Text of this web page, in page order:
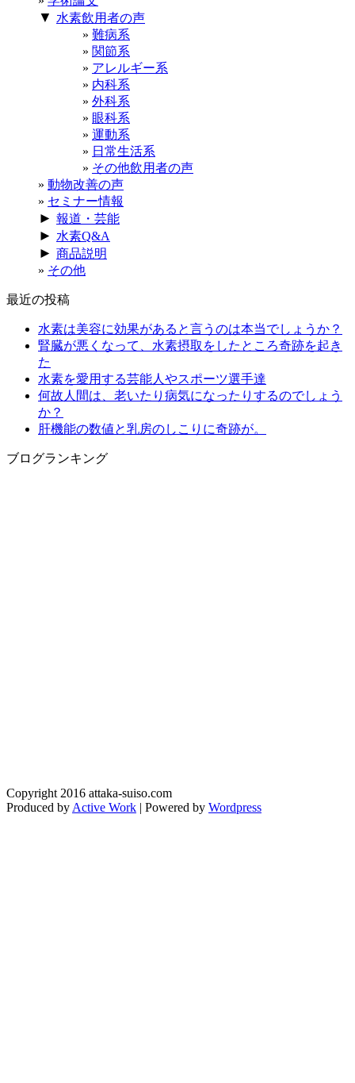
▼ 水素飲用者の声
難病系
関節系
アレルギー系
内科系
外科系
眼科系
運動系
日常生活系
その他飲用者の声
動物改善の声
セミナー情報
► 報道・芸能
► 水素Q&A
► 商品説明
その他
最近の投稿
水素は美容に効果があると言うのは本当でしょうか？
腎臓が悪くなって、水素摂取をしたところ奇跡を起き
た
水素を愛用する芸能人やスポーツ選手達
何故人間は、老いたり病気になったりするのでしょう
か？
肝機能の数値と乳房のしこりに奇跡が。
ブログランキング
Copyright 2016 attaka-suiso.com
Produced by Active Work | Powered by Wordpress